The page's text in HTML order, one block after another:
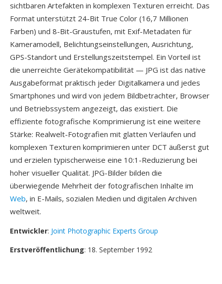
sichtbaren Artefakten in komplexen Texturen erreicht. Das
Format unterstützt 24-Bit True Color (16,7 Millionen
Farben) und 8-Bit-Graustufen, mit Exif-Metadaten für
Kameramodell, Belichtungseinstellungen, Ausrichtung,
GPS-Standort und Erstellungszeitstempel. Ein Vorteil ist
die unerreichte Gerätekompatibilität — JPG ist das native
Ausgabeformat praktisch jeder Digitalkamera und jedes
Smartphones und wird von jedem Bildbetrachter, Browser
und Betriebssystem angezeigt, das existiert. Die
effiziente fotografische Komprimierung ist eine weitere
Stärke: Realwelt-Fotografien mit glatten Verläufen und
komplexen Texturen komprimieren unter DCT äußerst gut
und erzielen typischerweise eine 10:1-Reduzierung bei
hoher visueller Qualität. JPG-Bilder bilden die
überwiegende Mehrheit der fotografischen Inhalte im
Web, in E-Mails, sozialen Medien und digitalen Archiven
weltweit.
Entwickler: Joint Photographic Experts Group
Erstveröffentlichung: 18. September 1992